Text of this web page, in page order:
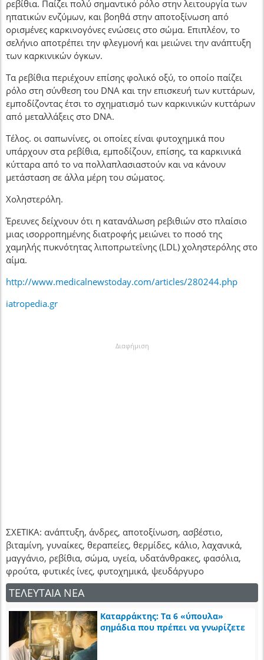
ρεβίθια. Παίζει πολύ σημαντικό ρόλο στην λειτουργία των
ηπατικών ενζύμων, και βοηθά στην αποτοξίνωση από
ορισμένες καρκινογόνες ενώσεις στο σώμα. Επιπλέον, το
σελήνιο αποτρέπει την φλεγμονή και μειώνει την ανάπτυξη
των καρκινικών όγκων.
Τα ρεβίθια περιέχουν επίσης φολικό οξύ, το οποίο παίζει
ρόλο στη σύνθεση του DNA και την επισκευή των κυττάρων,
εμποδίζοντας έτσι το σχηματισμό των καρκινικών κυττάρων
από μεταλλάξεις στο DNA.
Τέλος. οι σαπωνίνες, οι οποίες είναι φυτοχημικά που
υπάρχουν στα ρεβίθια, εμποδίζουν, επίσης, τα καρκινικά
κύτταρα από το να πολλαπλασιαστούν και να κάνουν
μετάσταση σε άλλα μέρη του σώματος.
Χοληστερόλη.
Έρευνες δείχνουν ότι η κατανάλωση ρεβιθιών στο πλαίσιο
μιας ισορροπημένης διατροφής μειώνει το ποσό της
χαμηλής πυκνότητας λιποπρωτεΐνης (LDL) χοληστερόλης στο
αίμα.
http://www.medicalnewstoday.com/articles/280244.php
iatropedia.gr
Διαφήμιση
ΣΧΕΤΙΚΑ: ανάπτυξη, άνδρες, αποτοξίνωση, ασβέστιο,
βιταμίνη, γυναίκες, θεραπείες, θερμίδες, κάλιο, λαχανικά,
μαγγάνιο, ρεβίθια, σώμα, υγεία, υδατάνθρακες, φασόλια,
φρούτα, φυτικές ίνες, φυτοχημικά, ψευδάργυρο
ΤΕΛΕΥΤΑΙΑ ΝΕΑ
Καταρράκτης: Τα 6 «ύπουλα»
σημάδια που πρέπει να γνωρίζετε